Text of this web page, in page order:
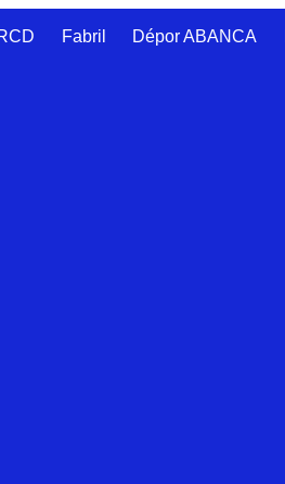
Fabril Dépor ABANCA